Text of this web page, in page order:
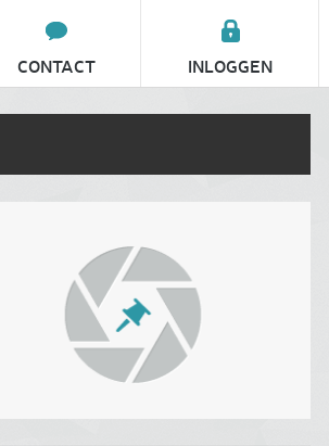
INLOGGEN
CONTACT